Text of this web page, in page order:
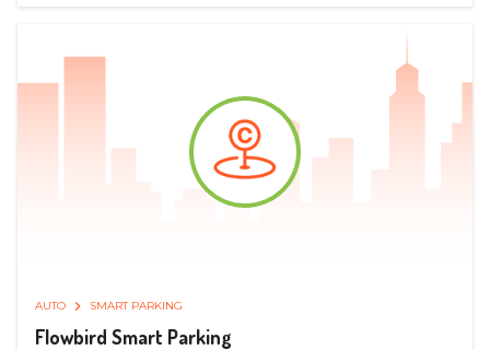
AUTO SMART PARKING
Flowbird Smart Parking